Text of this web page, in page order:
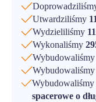
Utwardziliśmy
Wydzieliliśmy
Wykonaliśmy
Wybudowaliśmy
Wybudowaliśmy
Wybudowaliśmy
spacerowe o